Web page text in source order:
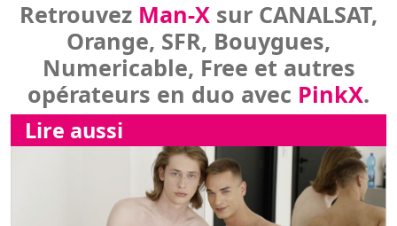
Lire aussi
On se frôle, on se caresse et plus encore